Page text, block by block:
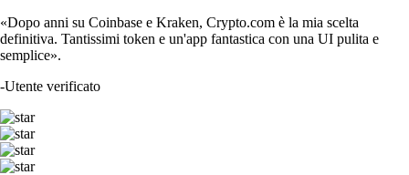
«Dopo anni su Coinbase e Kraken, Crypto.com è la mia scelta
definitiva. Tantissimi token e un'app fantastica con una UI pulita e
semplice».
-Utente verificato